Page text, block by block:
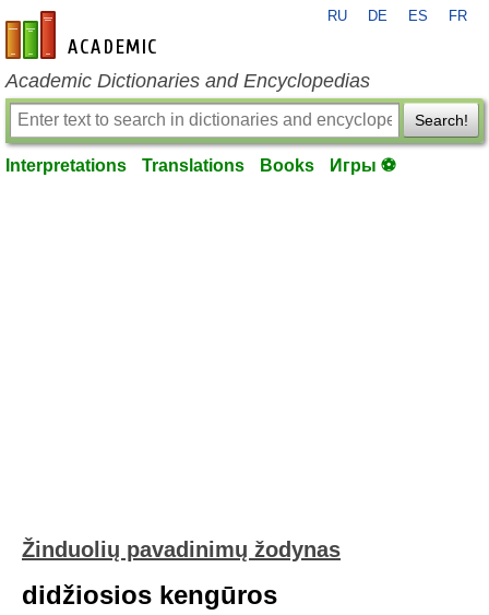
en-academic.com
RU DE ES FR
Academic Dictionaries and Encyclopedias
Search!
Interpretations Translations Books Игры ⚽
Žinduolių pavadinimų žodynas
didžiosios kengūros